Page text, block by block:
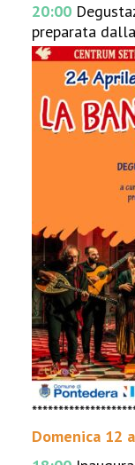
20:00
preparata
Domenica 12